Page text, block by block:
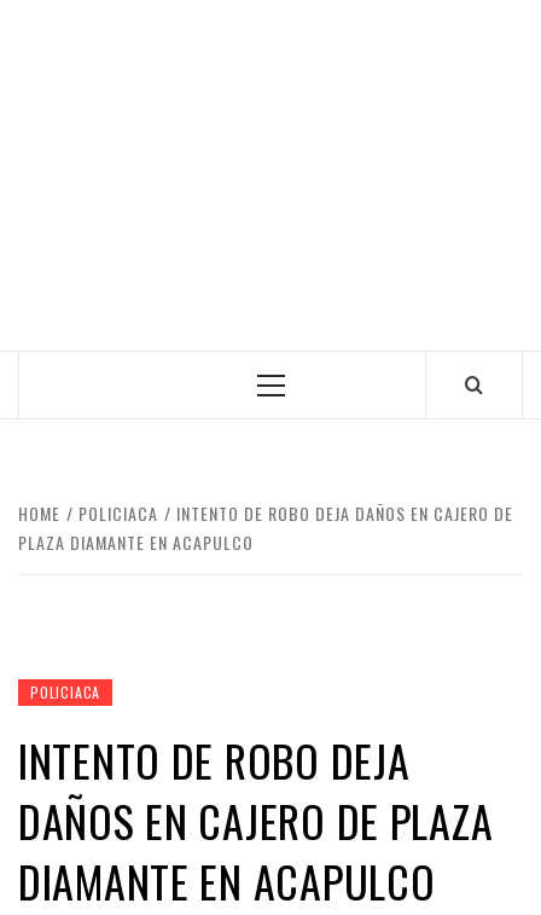
Primary
HOME POLICIACA
INTENTO DE ROBO DEJA DAÑOS EN CAJERO DE
PLAZA DIAMANTE EN ACAPULCO
POLICIACA
INTENTO DE ROBO DEJA
DAÑOS EN CAJERO DE PLAZA
DIAMANTE EN ACAPULCO